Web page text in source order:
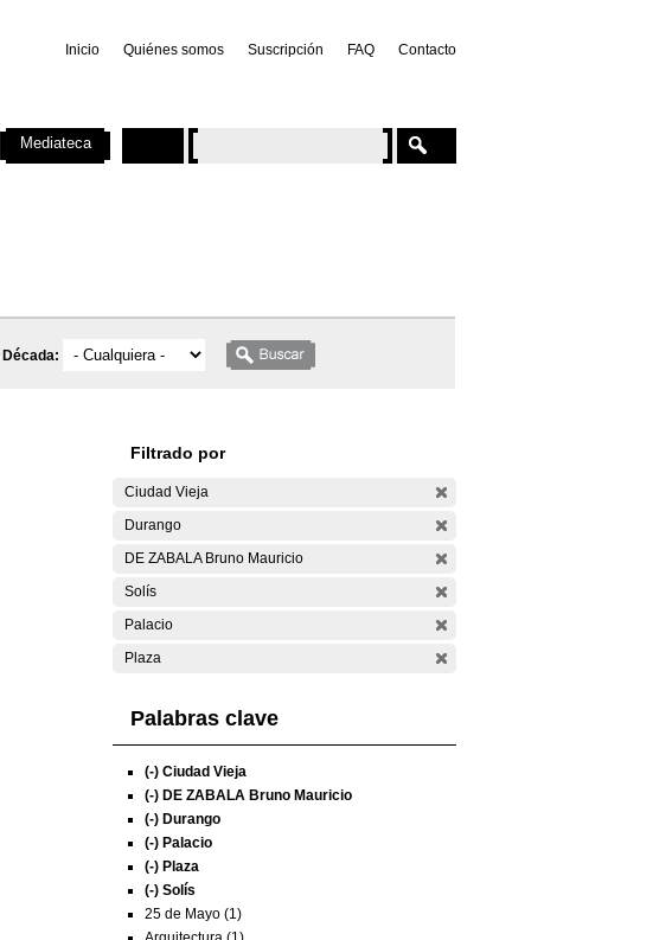
Inicio Quiénes somos Suscripción FAQ Contacto
Década:
Filtrado por
Ciudad Vieja
Durango
DE ZABALA Bruno Mauricio
Solís
Palacio
Plaza
Palabras clave
(-) Ciudad Vieja
(-) DE ZABALA Bruno Mauricio
(-) Durango
(-) Palacio
(-) Plaza
(-) Solís
25 de Mayo (1)
Mediateca